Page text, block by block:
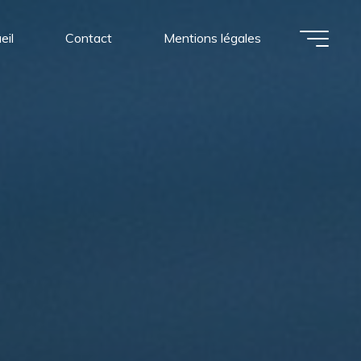
Contact Mentions légales